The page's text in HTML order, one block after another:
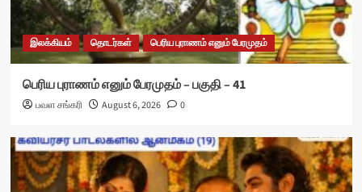
இலக்கியம் தொடர்கள் பெரிய புராணம் எனும் பேரமுதம்
பெரிய புராணம் எனும் பேரமுதம் – பகுதி – 41
பவள சங்கரி August 6, 2026 0